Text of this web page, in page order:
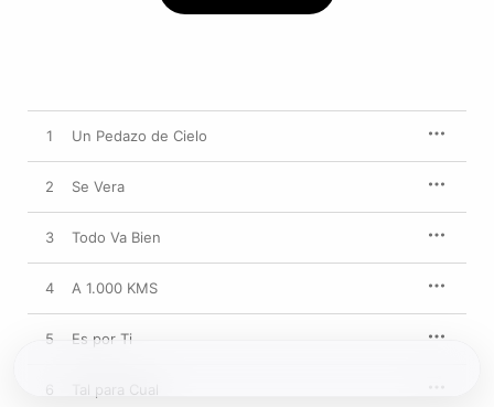
1 Un Pedazo de Cielo
2 Se Vera
3 Todo Va Bien
4 A 1.000 KMS
5 Es por Ti
6 Tal para Cual